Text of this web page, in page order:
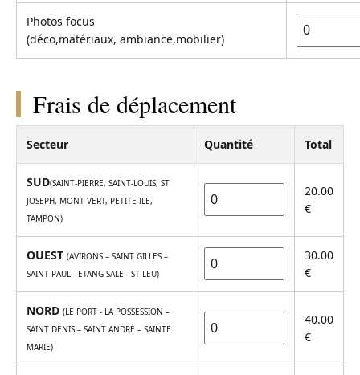
Photos focus
(déco,matériaux, ambiance,mobilier)
Frais de déplacement
Secteur Quantité Total
SUD(SAINT-PIERRE, SAINT-LOUIS, ST
JOSEPH, MONT-VERT, PETITE ILE,
TAMPON)
20.00
€
OUEST (AVIRONS – SAINT GILLES –
SAINT PAUL - ETANG SALE - ST LEU)
30.00
€
NORD (LE PORT - LA POSSESSION –
SAINT DENIS – SAINT ANDRÉ – SAINTE
MARIE)
40.00
€